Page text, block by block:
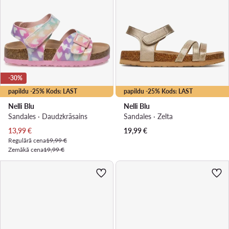
papildu -25% Kods: LAST
-30%
Nelli Blu
Sandales · Daudzkrāsains
Pašreizējā cena
13,99€
Regulārā cena19,99 €
Zemākā cena19,99 €
papildu -25% Kods: LAST
Nelli Blu
Sandales · Zelta
19,99€